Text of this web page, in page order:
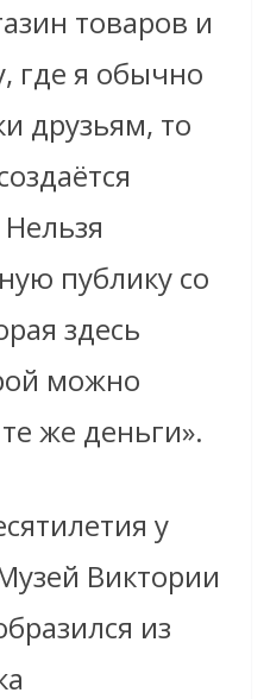
товаров и
где я обычно
друзьям, то
публику со
здесь
можно
же деньги».
у
Виктории
из